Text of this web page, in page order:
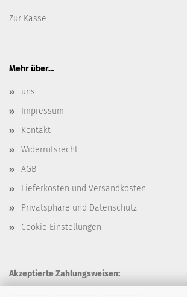
Zur Kasse
Mehr über...
uns
Impressum
Kontakt
Widerrufsrecht
AGB
Lieferkosten und Versandkosten
Privatsphäre und Datenschutz
Cookie Einstellungen
Akzeptierte Zahlungsweisen: